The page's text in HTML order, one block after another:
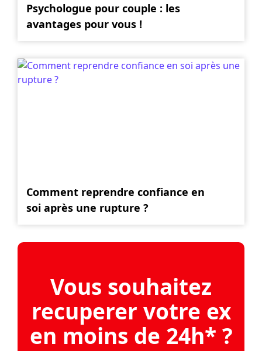
Psychologue pour couple : les
avantages pour vous !
Comment reprendre confiance en
soi après une rupture ?
Vous souhaitez
recuperer votre ex
en moins de 24h* ?